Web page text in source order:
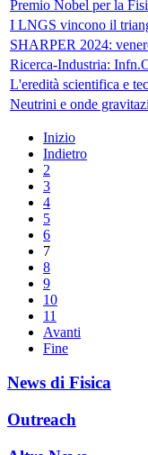
Premio Nobel per la
I LNGS vincono il
SHARPER 2024:
Ricerca-Industria:
L'eredità scientifica e
Neutrini e onde
Inizio
Indietro
2
3
4
5
6
7
8
9
10
11
Avanti
Fine
News di Fisica
Outreach